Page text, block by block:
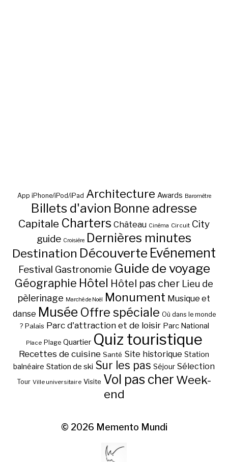
App iPhone/iPod/iPad Architecture Awards Baromètre
Billets d'avion Bonne adresse
Capitale Charters Château Cinéma Circuit City
guide Croisière Dernières minutes
Destination Découverte Evénement
Festival Gastronomie Guide de voyage
Géographie Hôtel Hôtel pas cher Lieu de
pèlerinage Marché de Noël Monument Musique et
danse Musée Offre spéciale Où dans le monde
? Palais Parc d'attraction et de loisir Parc National
Place Plage Quartier Quiz touristique
Recettes de cuisine Santé Site historique Station
balnéaire Station de ski Sur les pas Séjour Sélection
Tour Ville universitaire Visite Vol pas cher Week-
end
© 2026 Memento Mundi